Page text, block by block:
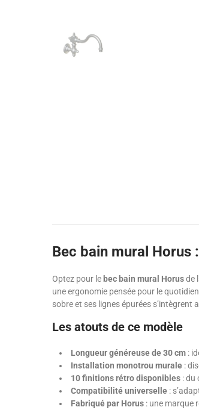
Bec bain mural
Optez pour le bec bain mural Horusde
une ergonomie pensée pour le
sobre et ses lignes épurées
Les atouts de ce modèle
Longueur généreuse de 30 cm :
Installation monotrou murale :
10 finitions rétro disponibles : du
Compatibilité universelle :
Fabriqué par Horus : une marque